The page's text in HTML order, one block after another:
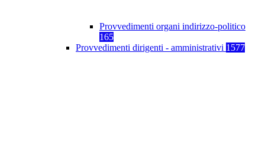
Provvedimenti organi indirizzo-politico
165
Provvedimenti dirigenti - amministrativi 1577